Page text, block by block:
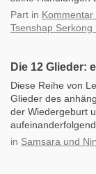
Part in
Tsenshap Serkong
Die 12 Glieder:
Diese Reihe von
Glieder des
der Wiedergeburt
in Samsara und